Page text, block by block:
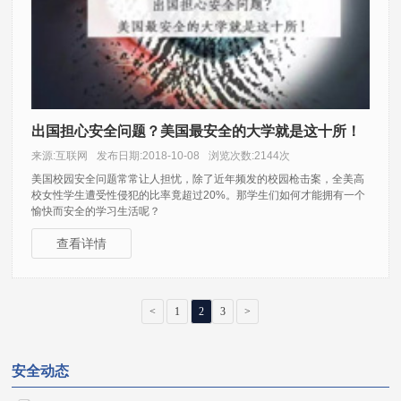
出国担心安全问题？美国最安全的大学就是这十所！
来源:互联网 发布日期:2018-10-08
浏览次数:2144次
美国校园安全问题常常让人担忧，除了近年频发的校园枪击案，全美高
校女性学生遭受性侵犯的比率竟超过20%。那学生们如何才能拥有一个
愉快而安全的学习生活呢？
查看详情
< 1 2 3 >
安全动态